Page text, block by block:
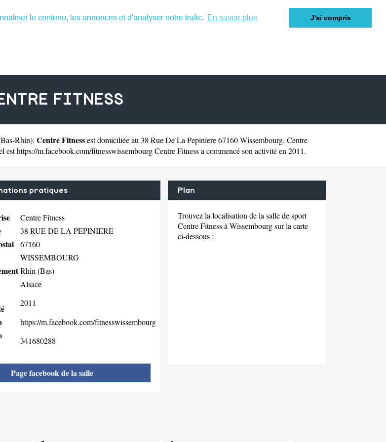
le contenu, les annonces et d'analyser notre trafic. En savoir plus J'ai compris
FITNESS
Bas-Rhin). Centre Fitnessest domiciliée au 38 Rue De La Pepiniere 67160 Wissembourg. Centre
esthttps://m.facebook.com/fitnesswissembourgCentre Fitness a commencé son activité en 2011.
pratiques
Centre Fitness
38 RUE DE LA PEPINIERE
67160
WISSEMBOURG
Rhin (Bas)
Alsace
2011
https://m.facebook.com/fitnesswissembourg
341680288
Page facebook de la salle
Plan
Trouvez la localisation de la salle de sport
Centre Fitness à Wissembourg sur la carte
ci-dessous :